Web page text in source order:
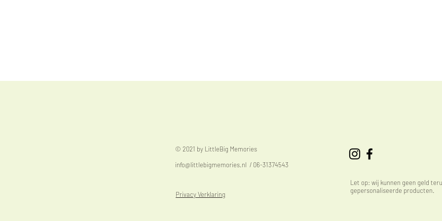
Let op: wij kunnen geen geld
gepersonaliseerde producten.
© 2021 by LittleBig Memories
info@littlebigmemories.nl / 06-31374543
Privacy Verklaring